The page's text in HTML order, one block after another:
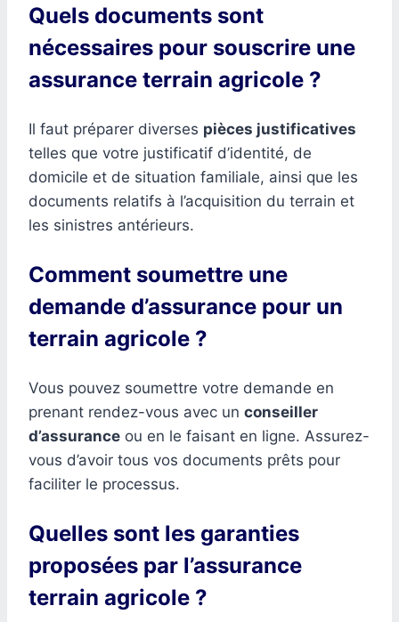
Quels documents sont
nécessaires pour souscrire une
assurance terrain agricole ?
Il faut préparer diverses pièces justificatives
telles que votre justificatif d’identité, de
domicile et de situation familiale, ainsi que les
documents relatifs à l’acquisition du terrain et
les sinistres antérieurs.
Comment soumettre une
demande d’assurance pour un
terrain agricole ?
Vous pouvez soumettre votre demande en
prenant rendez-vous avec un conseiller
d’assurance ou en le faisant en ligne. Assurez-
vous d’avoir tous vos documents prêts pour
faciliter le processus.
Quelles sont les garanties
proposées par l’assurance
terrain agricole ?